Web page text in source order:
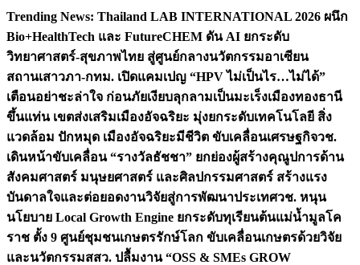
Skip
content
Trending News: Thailand LAB INTERNATIONAL 2026 ผนึก
Bio+HealthTech และ FutureCHEM ดัน AI ยกระดับ
วิทยาศาสตร์-สุขภาพไทย สู่ศูนย์กลางนวัตกรรมอาเซียน
สถานเสาวภา-กทม. เปิดแคมเปญ “HPV ไม่เป็นไร…ไม่ได้”
เตือนอย่าชะล่าใจ ก่อนภัยเงียบลุกลามเป็นมะเร็งเมืองทองธานี
ขึ้นแท่น เขตส่งเสริมเมืองอัจฉริยะ มุ่งยกระดับเทคโนโลยี สิ่ง
แวดล้อม ปักหมุด เมืองอัจฉริยะมีชีวิต ขับเคลื่อนเศรษฐกิจวช.
เดินหน้าขับเคลื่อน “รางวัลธัชชา” ยกย่องผู้สร้างคุณูปการด้าน
สังคมศาสตร์ มนุษยศาสตร์ และศิลปกรรมศาสตร์ สร้างแรง
บันดาลใจและต่อยอดงานวิจัยสู่การพัฒนาประเทศวช. หนุน
นโยบาย Local Growth Engine ยกระดับทุเรียนต้นแม่น้ำมูลโค
ราช ตั้ง 9 ศูนย์ชุมชนเกษตรรักษ์โลก ขับเคลื่อนเกษตรด้วยวิจัย
และนวัตกรรมสสว. ปลื้มงาน “OSS & SMEs GROW